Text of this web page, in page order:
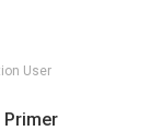
User
Primer